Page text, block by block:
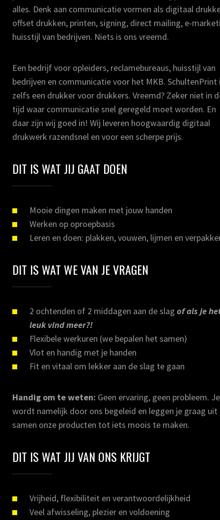
alles. Denk aan communicatie vormen als digitaal
offset drukken, printen, signing, direct mailing, e-
huisstijl van bedrijven. Niets is ons vreemd.
Een bedrijf voor opleiders, reclamebureaus, huisstijl van
bedrijven en communicatie voor het MKB. SchultenPrint
zelfs een drukker voor drukkers. Vreemd? Zeker niet in
tijd waar communicatie snel geregeld moet worden. En
daar zijn wij goed in! Wij leveren hoogwaardig digitaal
drukwerk razendsnel en voor een scherpe prijs.
DIT IS WAT JIJ GAAT DOEN
Mooie dingen maken met jouw handen
Werken op oproepbasis
Leren en doen: plakken, vouwen, lijmen en
DIT IS WAT WE VAN JE VRAGEN
2 ochtenden of 2 middagen aan de slag of als je
leuk vind meer?!
Flexibele werkuren (we bepalen het samen)
Vlot en handig met je handen
Fit en vitaal om lekker aan de slag te gaan
Handig om te weten: Geen ervaring, geen probleem. Je
wordt namelijk door ons begeleid en leggen je graag uit
samen onze producten tot iets moois te maken.
DIT IS WAT JIJ VAN ONS KRIJGT
Vrijheid, flexibiliteit en verantwoordelijkheid
Veel afwisseling, plezier en voldoening